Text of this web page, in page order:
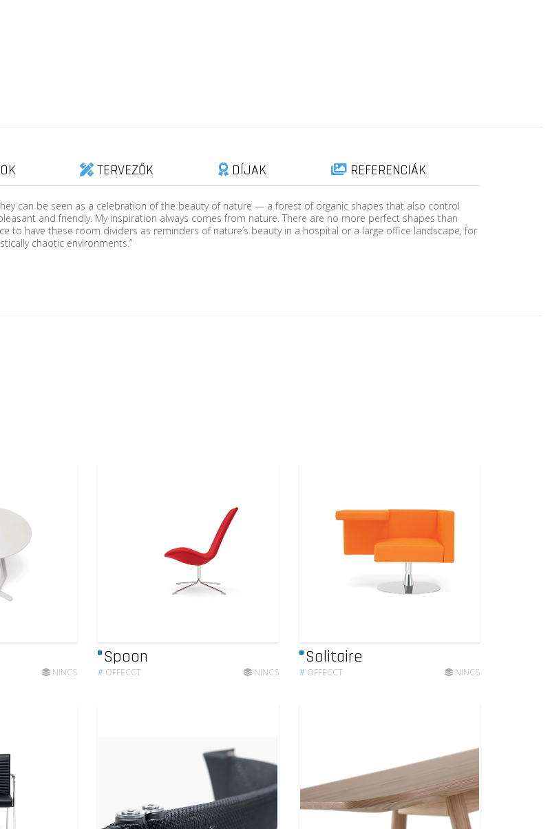
TERVEZŐK DÍJAK REFERENCIÁK
can be seen as a celebration of the beauty of nature — a forest of organic shapes that also control
and friendly. My inspiration always comes from nature. There are no more perfect shapes than
to have these room dividers as reminders of nature’s beauty in a hospital or a large office landscape, for
chaotic environments.”
NINCS
Spoon
# OFFECCT NINCS
Solitaire
# OFFECCT NINCS